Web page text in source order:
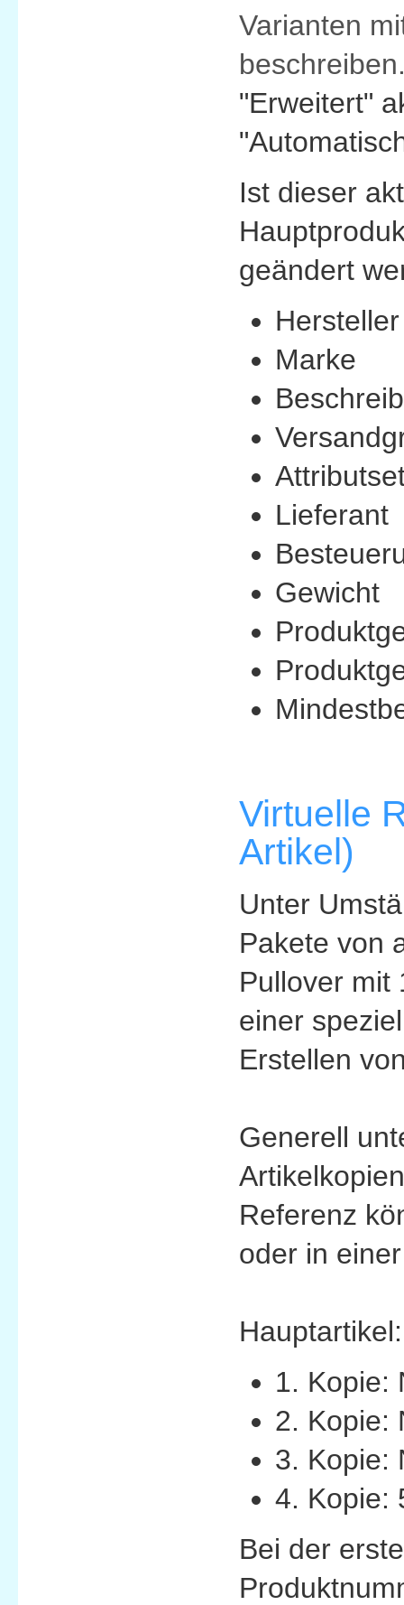
Varianten
"Erweitert"
Ist dieser
geändert
Hersteller
Marke
Lieferant
Gewicht
Virtuelle
Artikel)
Unter
Pakete von
Pullover mit
einer
Erstellen
Generell
Referenz
oder in
1. Kopie:
2. Kopie:
3. Kopie:
4. Kopie:
Bei der